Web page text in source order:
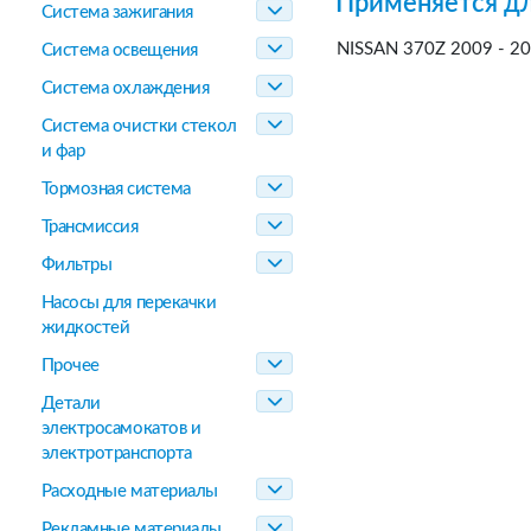
Система зажигания
Система освещения
Система охлаждения
Система очистки стекол
и фар
Тормозная система
Трансмиссия
Фильтры
Насосы для перекачки
жидкостей
Прочее
Детали
электросамокатов и
электротранспорта
Расходные материалы
NISSAN 370Z 2009 -